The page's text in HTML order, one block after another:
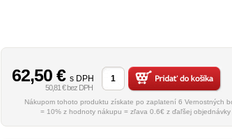
62,50 € s DPH
50,81 € bez DPH
Nákupom tohoto produktu získate po zaplatení 6
= 10% z hodnoty nákupu = zľava 0.6€ z ďaľšej objednávky